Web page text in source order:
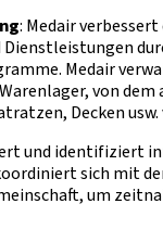
: Medair
Medair
von
Decken
und identifiziert
sich mit
um